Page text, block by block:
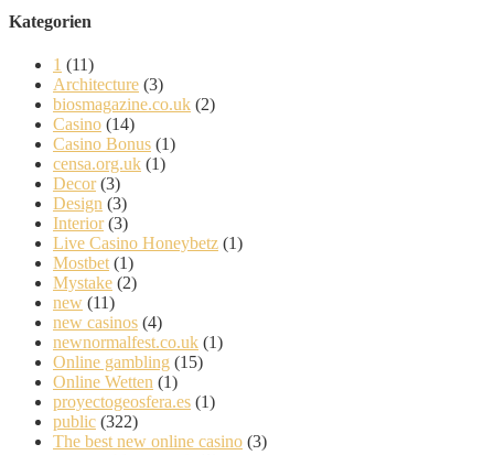
Kategorien
1 (11)
Architecture (3)
biosmagazine.co.uk (2)
Casino (14)
Casino Bonus (1)
censa.org.uk (1)
Decor(3)
Design (3)
Interior(3)
Live Casino Honeybetz (1)
Mostbet (1)
Mystake (2)
new (11)
new casinos (4)
newnormalfest.co.uk (1)
Online gambling (15)
Online Wetten (1)
proyectogeosfera.es (1)
public (322)
The best new online casino (3)